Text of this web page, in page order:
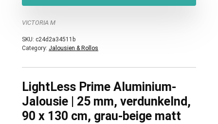
VICTORIA M
SKU: c24d2a34511b
Category: Jalousien & Rollos
LightLess Prime Aluminium-
Jalousie | 25 mm, verdunkelnd,
90 x 130 cm, grau-beige matt